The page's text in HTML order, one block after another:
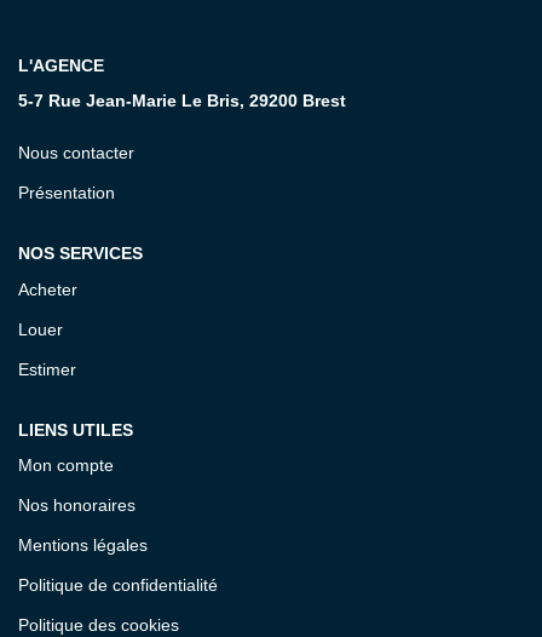
CONTACT
L'AGENCE
5-7 Rue Jean-Marie Le Bris, 29200 Brest
Nous contacter
Présentation
NOS SERVICES
Acheter
Louer
Estimer
LIENS UTILES
Mon compte
Nos honoraires
Mentions légales
Politique de confidentialité
Politique des cookies